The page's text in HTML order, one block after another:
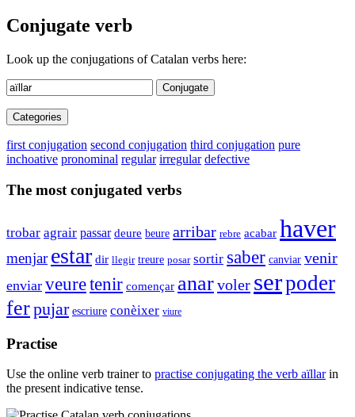
Conjugate verb
Look up the conjugations of Catalan verbs here:
Conjugate
Categories
first conjugation second conjugation third conjugation pure
inchoative pronominal regular irregular defective
The most conjugated verbs
trobar agrair passar deure beure arribar rebre acabar haver
menjar estar dir llegir treure posar sortir saber canviar venir
enviar veuretenir començar anarvoler serpoder
ferpujar escriure conèixer viure
Practise
Use the online verb trainer to practise conjugating the verb aïllarin
the present indicative tense.